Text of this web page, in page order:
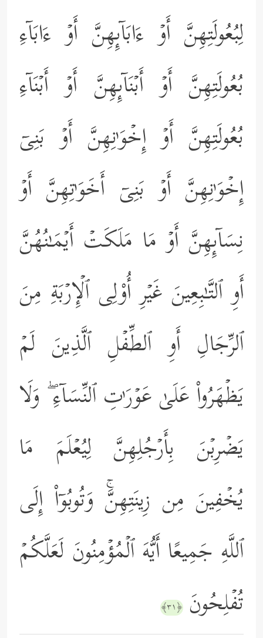
لِبُعُولَتِهِنَّ أَوۡ ءَابَاۤىِٕهِنَّ أَوۡ ءَابَاۤءِ
بُعُولَتِهِنَّ أَوۡ أَبۡنَاۤىِٕهِنَّ أَوۡ أَبۡنَاۤءِ
بُعُولَتِهِنَّ أَوۡ إِخۡوَ ٰ⁠نِهِنَّ أَوۡ بَنِیۤ
إِخۡوَ ٰ⁠نِهِنَّ أَوۡ بَنِیۤ أَخَوَ ٰ⁠تِهِنَّ أَوۡ
نِسَاۤىِٕهِنَّ أَوۡ مَا مَلَكَتۡ أَیۡمَـٰنُهُنَّ
أَوِ ٱلتَّـٰبِعِینَ غَیۡرِ أُوْلِی ٱلۡإِرۡبَةِ مِنَ
ٱلرِّجَالِ أَوِ ٱلطِّفۡلِ ٱلَّذِینَ لَمۡ
یَظۡهَرُواْ عَلَىٰ عَوۡرَ ٰ⁠تِ ٱلنِّسَاۤءِ ۖ وَلَا
یَضۡرِبۡنَ بِأَرۡجُلِهِنَّ لِیُعۡلَمَ مَا
یُخۡفِینَ مِن زِینَتِهِنَّۚ وَتُوبُوۤاْ إِلَى
ٱللَّهِ جَمِیعًا أَیُّهَ ٱلۡمُؤۡمِنُونَ لَعَلَّكُمۡ
تُفۡلِحُونَ ﴿٣١﴾